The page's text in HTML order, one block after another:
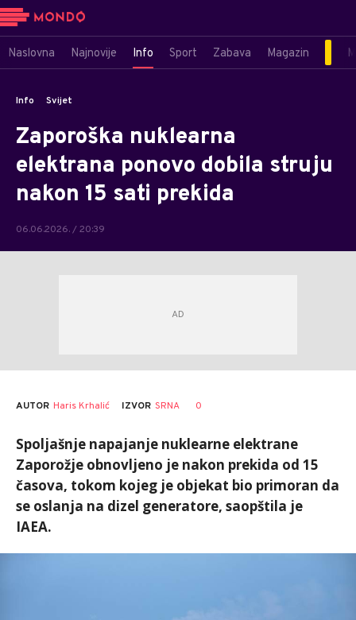
Naslovna Najnovije Info Sport Zabava Magazin
Info Svijet
Zaporoška nuklearna
elektrana ponovo dobila struju
nakon 15 sati prekida
06.06.2026. / 20:39
AUTOR Haris Krhalić IZVOR SRNA 0
Spoljašnje napajanje nuklearne elektrane
Zaporožje obnovljeno je nakon prekida od 15
časova, tokom kojeg je objekat bio primoran da
se oslanja na dizel generatore, saopštila je
IAEA.